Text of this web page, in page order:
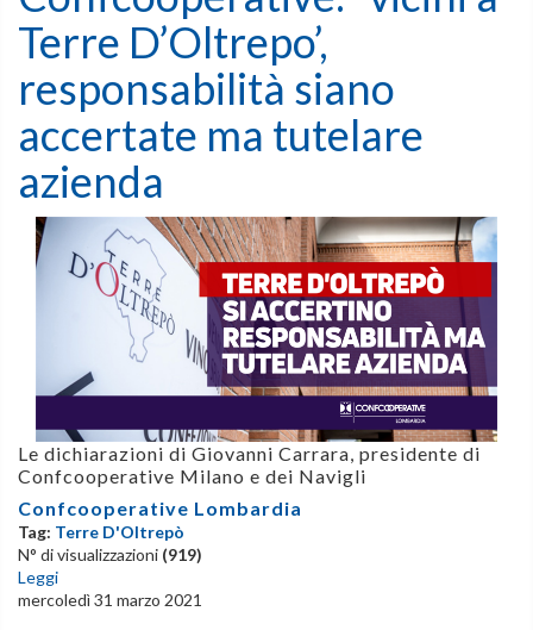
Terre D’Oltrepo’,
responsabilità siano
accertate ma tutelare
azienda
Le dichiarazioni di Giovanni Carrara, presidente di
Confcooperative Milano e dei Navigli
Confcooperative Lombardia
Tag: Terre D'Oltrepò
N° di visualizzazioni (919)
Leggi
mercoledì 31 marzo 2021